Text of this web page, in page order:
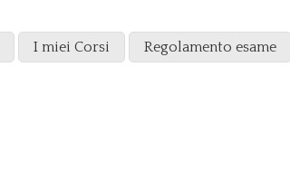
I miei Corsi Regolamento esame